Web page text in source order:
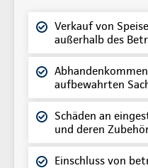
Verkauf von
außerhalb des
aufbewahrten
Schäden an
und deren
Einschluss von